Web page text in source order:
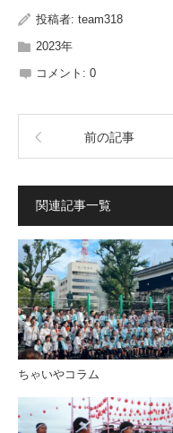
投稿者: team318
2023年
コメント: 0
前の記事
関連記事一覧
ちゃいやコラム